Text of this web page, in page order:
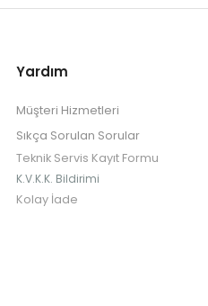
Yardım
Müşteri Hizmetleri
Sıkça Sorulan Sorular
Teknik Servis Kayıt Formu
K.V.K.K. Bildirimi
Kolay İade